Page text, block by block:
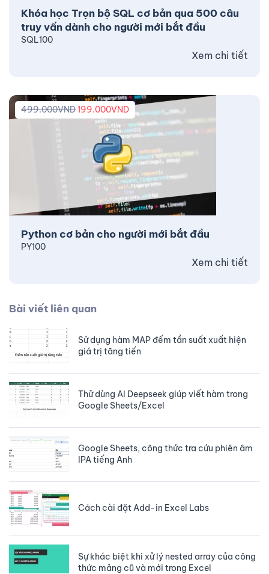
Khóa học Trọn bộ SQL cơ bản qua 500 câu
truy vấn dành cho người mới bắt đầu
SQL100
Xem chi tiết
Python cơ bản cho người mới bắt đầu
499.000VND199.000VND
PY100
Xem chi tiết
Bài viết liên quan
Sử dụng hàm MAP đếm tần suất xuất hiện
giá trị tăng tiến
Thử dùng AI Deepseek giúp viết hàm trong
Google Sheets/Excel
Google Sheets, công thức tra cứu phiên âm
IPA tiếng Anh
Cách cài đặt Add-in Excel Labs
Sự khác biệt khi xử lý nested array của công
thức mảng cũ và mới trong Excel